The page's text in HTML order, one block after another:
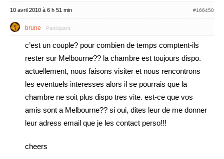
10 avril 2010 à 6 h 51 min #166450
brune Participant
c’est un couple? pour combien de temps comptent-ils
rester sur Melbourne?? la chambre est toujours dispo.
actuellement, nous faisons visiter et nous rencontrons
les eventuels interesses alors il se pourrais que la
chambre ne soit plus dispo tres vite. est-ce que vos
amis sont a Melbourne?? si oui, dites leur de me donner
leur adress email que je les contact perso!!!
cheers